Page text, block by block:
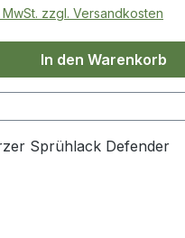
zzgl. Versandkosten
In den Warenkorb